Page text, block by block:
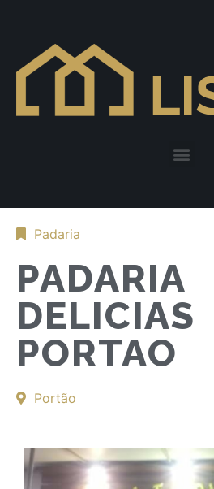
Padaria
PADARIA
DELICIAS
PORTAO
Portão